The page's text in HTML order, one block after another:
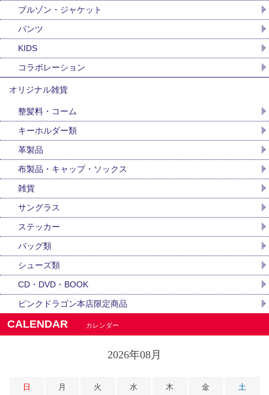
ブルゾン・ジャケット
パンツ
KIDS
コラボレーション
オリジナル雑貨
整髪料・コーム
キーホルダー類
革製品
布製品・キャップ・ソックス
雑貨
サングラス
ステッカー
バッグ類
シューズ類
CD・DVD・BOOK
ピンクドラゴン本店限定商品
CALENDAR カレンダー
2026年08月
日 月 火 水 木 金 土